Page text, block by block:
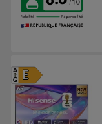
E
A
G